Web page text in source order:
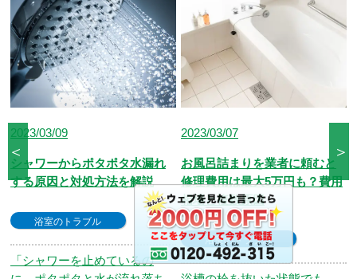
2023/03/07
お風呂詰まりを業者に頼むと
修理費用は最大5万円も？費用
2023/01/10
シャワーからの水漏れトラブ
ル？原因や対処法を分かりや
すく解説！
浴室のトラブル
＜ ＞